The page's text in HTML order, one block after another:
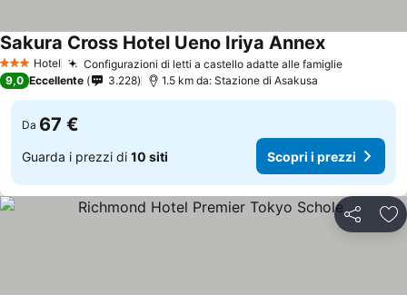
3 StelleHotel Configurazioni di letti a castello adatte alle famiglie
Sakura Cross Hotel Ueno Iriya Annex
9,0 Eccellente 3.228 1.5 km da: Stazione di Asakusa
Da 67 €
Guarda i prezzi di 10 siti Scopri i prezzi
Condividi